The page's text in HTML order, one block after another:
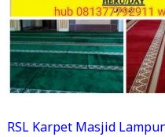
RSL Karpet Masjid